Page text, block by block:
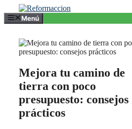
Saltar
al
contenido
Menú
Mejora tu camino de
tierra con poco
presupuesto: consejos
prácticos